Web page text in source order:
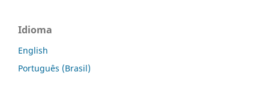
Idioma
English
Português (Brasil)